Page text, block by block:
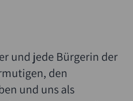
und jede Bürgerin der
den
und uns als